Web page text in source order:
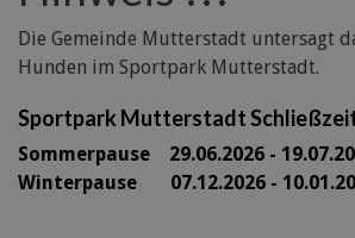
Die Gemeinde Mutterstadt untersagt
Hunden im Sportpark Mutterstadt.
Sportpark Mutterstadt
Sommerpause 29.06.2026 -
Winterpause 07.12.2026 -